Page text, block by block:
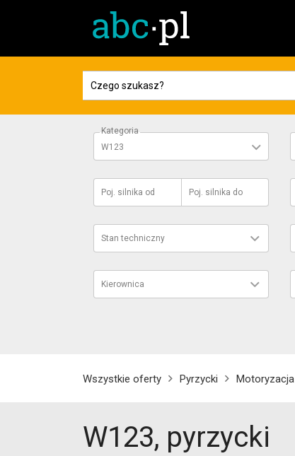
Kategoria
W123
Poj. silnika od Poj. silnika do
Stan techniczny
Kierownica
Wszystkie oferty Pyrzycki Motoryzacja
W123, pyrzycki